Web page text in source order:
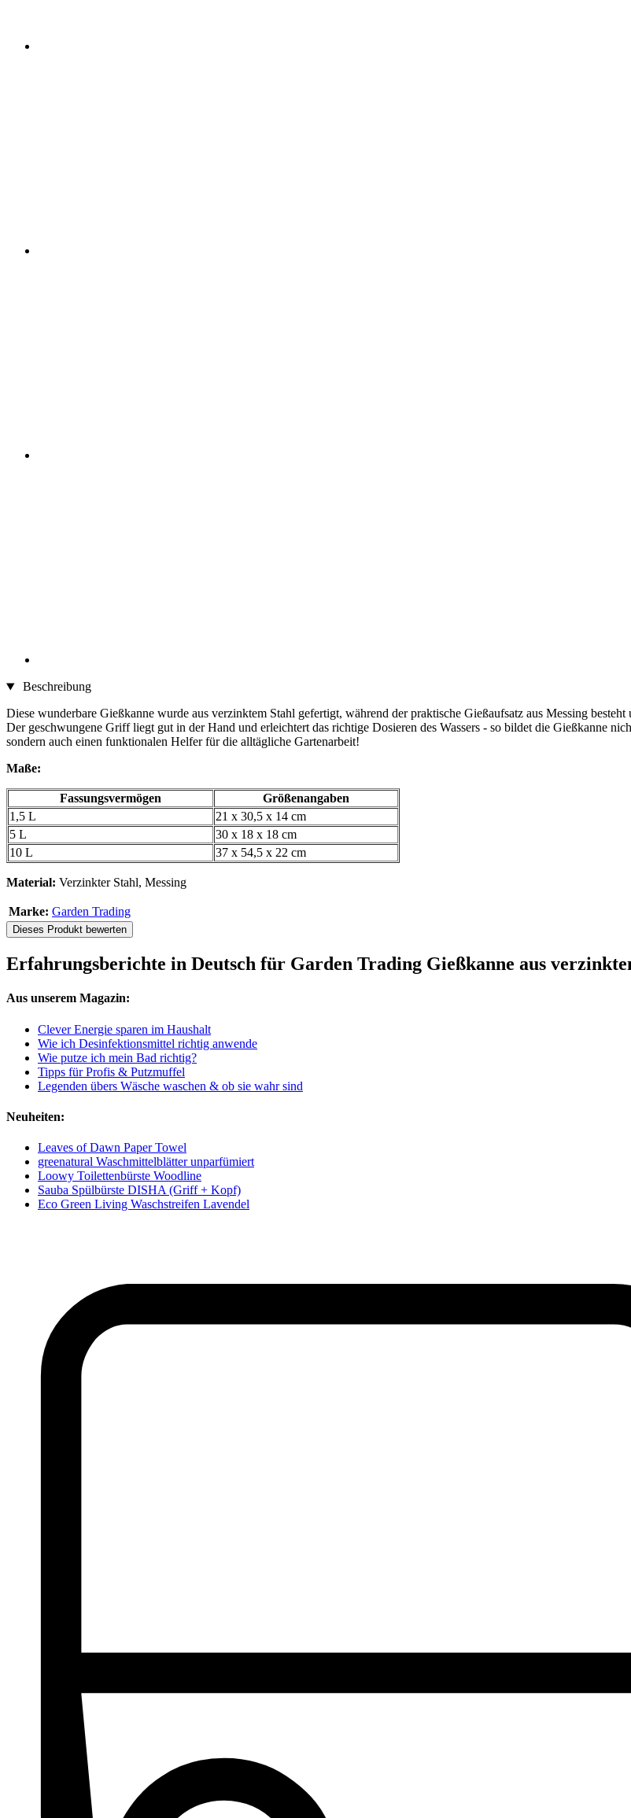
Beschreibung
Diese wunderbare Gießkanne wurde aus verzinktem Stahl gefertigt, während der praktische Gießaufsatz aus Messing
Der geschwungene Griff liegt gut in der Hand und erleichtert das richtige Dosieren des Wassers - so bildet die Gießkanne
sondern auch einen funktionalen Helfer für die alltägliche Gartenarbeit!
Maße:
Fassungsvermögen
Größenangaben
1,5 L
21 x 30,5 x 14 cm
5 L
30 x 18 x 18 cm
10 L
37 x 54,5 x 22 cm
Material: Verzinkter Stahl, Messing
Marke: Garden Trading
Dieses Produkt bewerten
Erfahrungsberichte in Deutsch für Garden Trading Gießkanne aus
Aus unserem Magazin:
Clever Energie sparen im Haushalt
Wie ich Desinfektionsmittel richtig anwende
Wie putze ich mein Bad richtig?
Tipps für Profis & Putzmuffel
Legenden übers Wäsche waschen & ob sie wahr sind
Neuheiten:
Leaves of Dawn Paper Towel
greenatural Waschmittelblätter unparfümiert
Loowy Toilettenbürste Woodline
Sauba Spülbürste DISHA (Griff + Kopf)
Eco Green Living Waschstreifen Lavendel